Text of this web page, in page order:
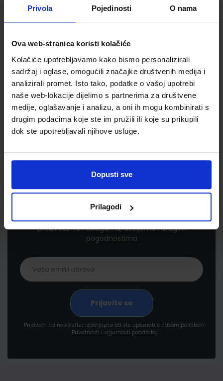
Privola Pojedinosti O nama
Ova web-stranica koristi kolačiće
Kolačiće upotrebljavamo kako bismo personalizirali
sadržaj i oglase, omogućili značajke društvenih medija i
analizirali promet. Isto tako, podatke o vašoj upotrebi
naše web-lokacije dijelimo s partnerima za društvene
medije, oglašavanje i analizu, a oni ih mogu kombinirati s
drugim podacima koje ste im pružili ili koje su prikupili
dok ste upotrebljavali njihove usluge.
Dopusti sve
Prilagodi
Školski razred
30 3.RAZRED SŠ
Vrsta škole
3 STRUKOVNA
Reg br min
6483
Newsletter prijava
Prijavite se kako bi primali informacije o novim
proizvodima i uslugama, akcijama i drugim
pogodnostima
Prijavom na newsletter izjavljujete da ste upoznati s našom politikom
Privatnosti i sigurnosti podataka